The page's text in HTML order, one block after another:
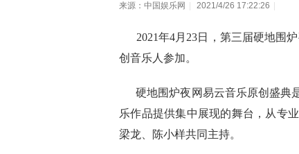
来源：中国娱乐网 2021/4/26 17:22:26
2021年4月23日，第三届硬地围炉
创音乐人参加。
硬地围炉夜网易云音乐原创盛典
乐作品提供集中展现的舞台，从专
梁龙、陈小样共同主持。